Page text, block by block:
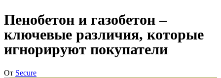
Пенобетон и газобетон –
ключевые различия, которые
игнорируют покупатели
От Secure